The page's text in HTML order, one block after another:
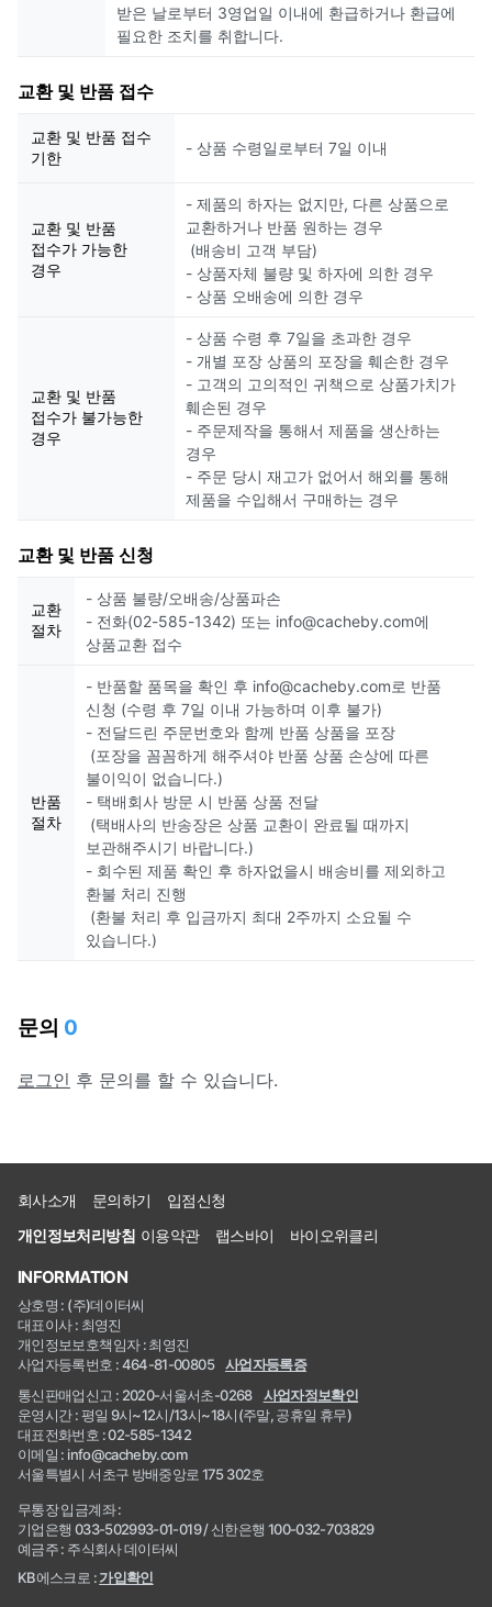
받은 날로부터 3영업일 이내에 환급하거나 환급에
필요한 조치를 취합니다.
교환 및 반품 접수
교환 및 반품 접수
기한
- 상품 수령일로부터 7일 이내
교환 및 반품
접수가 가능한
경우
- 제품의 하자는 없지만, 다른 상품으로
교환하거나 반품 원하는 경우
(배송비 고객 부담)
- 상품자체 불량 및 하자에 의한 경우
- 상품 오배송에 의한 경우
교환 및 반품
접수가 불가능한
경우
- 상품 수령 후 7일을 초과한 경우
- 개별 포장 상품의 포장을 훼손한 경우
- 고객의 고의적인 귀책으로 상품가치가
훼손된 경우
- 주문제작을 통해서 제품을 생산하는
경우
- 주문 당시 재고가 없어서 해외를 통해
제품을 수입해서 구매하는 경우
교환 및 반품 신청
교환
절차
- 상품 불량/오배송/상품파손
- 전화(02-585-1342) 또는 info@cacheby.com에
상품교환 접수
반품
절차
- 반품할 품목을 확인 후 info@cacheby.com로 반품
신청 (수령 후 7일 이내 가능하며 이후 불가)
- 전달드린 주문번호와 함께 반품 상품을 포장
(포장을 꼼꼼하게 해주셔야 반품 상품 손상에 따른
불이익이 없습니다.)
- 택배회사 방문 시 반품 상품 전달
(택배사의 반송장은 상품 교환이 완료될 때까지
보관해주시기 바랍니다.)
- 회수된 제품 확인 후 하자없을시 배송비를 제외하고
환불 처리 진행
(환불 처리 후 입금까지 최대 2주까지 소요될 수
있습니다.)
문의 0
로그인 후 문의를 할 수 있습니다.
회사소개 문의하기
입점신청
개인정보처리방침 이용약관 랩스바이 바이오위클리
INFORMATION
상호명 : (주)데이터씨
대표이사 : 최영진
개인정보보호책임자 : 최영진
사업자등록번호 : 464-81-00805
사업자등록증
통신판매업신고 : 2020-서울서초-0268
사업자정보확인
운영시간 : 평일 9시~12시/13시~18시(주말, 공휴일 휴무)
대표전화번호 : 02-585-1342
이메일 : info@cacheby.com
서울특별시 서초구 방배중앙로 175 302호
무통장 입금계좌 :
기업은행 033-502993-01-019 / 신한은행 100-032-703829
예금주 : 주식회사 데이터씨
KB에스크로 :가입확인